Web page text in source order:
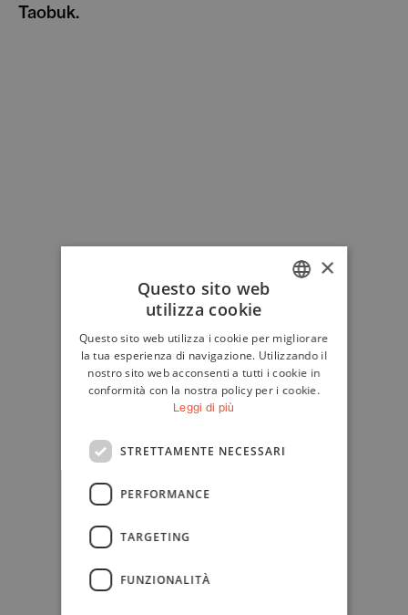
Taobuk.
ENGLISH
×
Questo sito web
utilizza cookie
Questo sito web utilizza i cookie per migliorare
la tua esperienza di navigazione. Utilizzando il
nostro sito web acconsenti a tutti i cookie in
conformità con la nostra policy per i cookie.
Leggi di più
STRETTAMENTE NECESSARI
PERFORMANCE
TARGETING
FUNZIONALITÀ